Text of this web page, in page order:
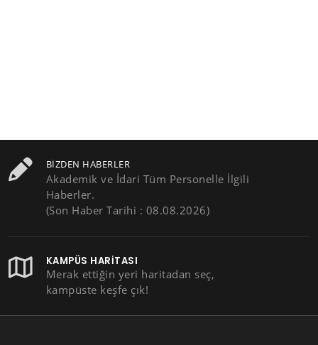
BIZDEN HABERLER
Akademik ve İdari Tüm Personelle İlgili
Haberler.
(Son Haber Tarihi : 08.08.2026)
KAMPÜS HARITASI
Merak ettiğin yeri haritadan seç,
kampüste keşfe çık!